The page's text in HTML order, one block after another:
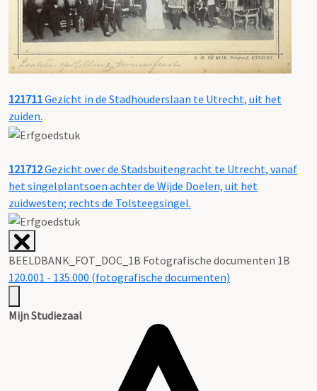
121711Gezicht in de Stadhouderslaan te Utrecht, uit het
zuiden.
121712Gezicht over de Stadsbuitengracht te Utrecht, vanaf
het singelplantsoen achter de Wijde Doelen, uit het
zuidwesten; rechts de Tolsteegsingel.
BEELDBANK_FOT_DOC_1B Fotografische documenten 1B
120.001 - 135.000 (fotografische documenten)
Mijn Studiezaal